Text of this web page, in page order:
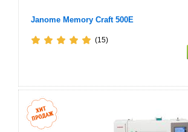
Лапка для вишивання монограм
Лапка для викидання петель
подвійна голка
Janome Memory Craft 500E
(15)